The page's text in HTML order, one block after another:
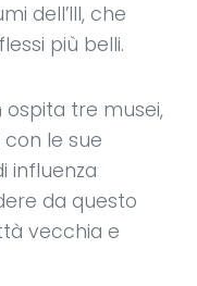
dell’Ill, che
più belli.
ospita tre musei,
le sue
influenza
da questo
vecchia e